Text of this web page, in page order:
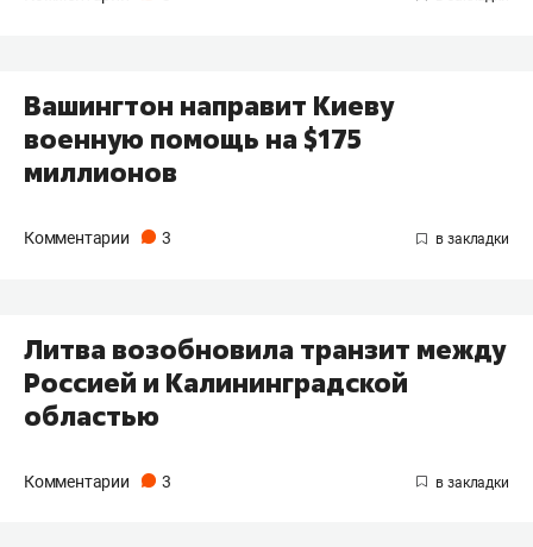
Вашингтон направит Киеву
военную помощь на $175
миллионов
Комментарии 3
Литва возобновила транзит между
Россией и Калининградской
областью
Комментарии 3